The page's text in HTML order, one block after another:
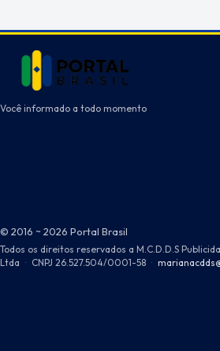
Você informado a todo momento
© 2016 ~ 2026 Portal Brasil
Todos os direitos reservados a M.C.D.D.S
Ltda · CNPJ 26.527.504/0001-58 ·